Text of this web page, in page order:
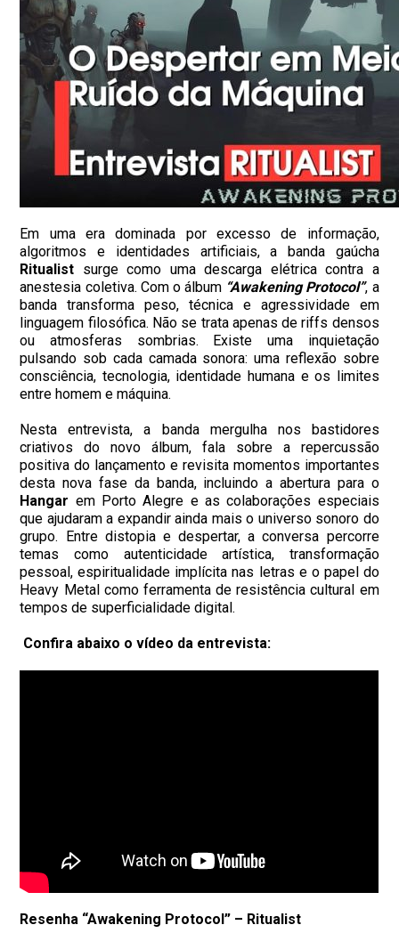
Em uma era dominada por excesso de informação,
algoritmos e identidades artificiais, a banda gaúcha
Ritualist surge como uma descarga elétrica contra a
anestesia coletiva. Com o álbum “Awakening Protocol”, a
banda transforma peso, técnica e agressividade em
linguagem filosófica. Não se trata apenas de riffs densos
ou atmosferas sombrias. Existe uma inquietação
pulsando sob cada camada sonora: uma reflexão sobre
consciência, tecnologia, identidade humana e os limites
entre homem e máquina.
Nesta entrevista, a banda mergulha nos bastidores
criativos do novo álbum, fala sobre a repercussão
positiva do lançamento e revisita momentos importantes
desta nova fase da banda, incluindo a abertura para o
Hangar em Porto Alegre e as colaborações especiais
que ajudaram a expandir ainda mais o universo sonoro do
grupo. Entre distopia e despertar, a conversa percorre
temas como autenticidade artística, transformação
pessoal, espiritualidade implícita nas letras e o papel do
Heavy Metal como ferramenta de resistência cultural em
tempos de superficialidade digital.
Confira abaixo o vídeo da entrevista:
Resenha “Awakening Protocol” – Ritualist